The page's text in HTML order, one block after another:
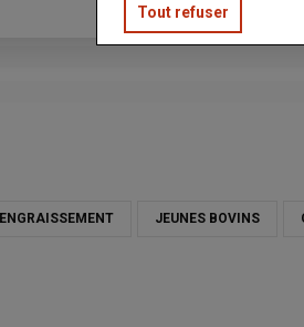
ENGRAISSEMENT JEUNES BOVINS
Tout refuser